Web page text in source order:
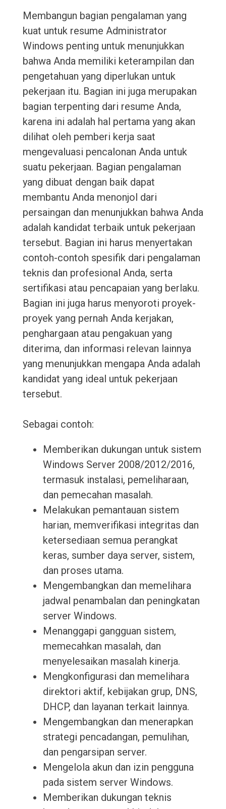
Membangun bagian pengalaman yang
kuat untuk resume Administrator
Windows penting untuk menunjukkan
bahwa Anda memiliki keterampilan dan
pengetahuan yang diperlukan untuk
pekerjaan itu. Bagian ini juga merupakan
bagian terpenting dari resume Anda,
karena ini adalah hal pertama yang akan
dilihat oleh pemberi kerja saat
mengevaluasi pencalonan Anda untuk
suatu pekerjaan. Bagian pengalaman
yang dibuat dengan baik dapat
membantu Anda menonjol dari
persaingan dan menunjukkan bahwa Anda
adalah kandidat terbaik untuk pekerjaan
tersebut. Bagian ini harus menyertakan
contoh-contoh spesifik dari pengalaman
teknis dan profesional Anda, serta
sertifikasi atau pencapaian yang berlaku.
Bagian ini juga harus menyoroti proyek-
proyek yang pernah Anda kerjakan,
penghargaan atau pengakuan yang
diterima, dan informasi relevan lainnya
yang menunjukkan mengapa Anda adalah
kandidat yang ideal untuk pekerjaan
tersebut.
Sebagai contoh:
Memberikan dukungan untuk sistem
Windows Server 2008/2012/2016,
termasuk instalasi, pemeliharaan,
dan pemecahan masalah.
Melakukan pemantauan sistem
harian, memverifikasi integritas dan
ketersediaan semua perangkat
keras, sumber daya server, sistem,
dan proses utama.
Mengembangkan dan memelihara
jadwal penambalan dan peningkatan
server Windows.
Menanggapi gangguan sistem,
memecahkan masalah, dan
menyelesaikan masalah kinerja.
Mengkonfigurasi dan memelihara
direktori aktif, kebijakan grup, DNS,
DHCP, dan layanan terkait lainnya.
Mengembangkan dan menerapkan
strategi pencadangan, pemulihan,
dan pengarsipan server.
Mengelola akun dan izin pengguna
pada sistem server Windows.
Memberikan dukungan teknis